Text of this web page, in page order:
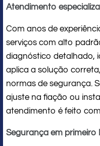
Atendimento
Com anos de
serviços com alto
diagnóstico detalhado,
aplica a solução
normas de segurança.
ajuste na fiação ou
atendimento é feito
Segurança em primeiro